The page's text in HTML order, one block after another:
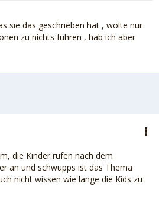
sie das geschrieben hat , wolte nur
zu nichts führen , hab ich aber
die Kinder rufen nach dem
an und schwupps ist das Thema
nicht wissen wie lange die Kids zu